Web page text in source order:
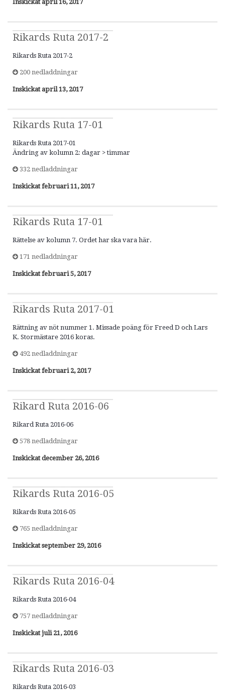
Inskickatapril 16, 2017
Rikards Ruta 2017-2
Rikards Ruta 2017-2
200 nedladdningar
Inskickatapril 13, 2017
Rikards Ruta 17-01
Rikards Ruta 2017-01
Ändring av kolumn 2: dagar > timmar
332 nedladdningar
Inskickatfebruari 11, 2017
Rikards Ruta 17-01
Rättelse av kolumn 7. Ordet har ska vara här.
171 nedladdningar
Inskickatfebruari 5, 2017
Rikards Ruta 2017-01
Rättning av nöt nummer 1. Missade poäng för Freed D och Lars
K. Stormästare 2016 koras.
492 nedladdningar
Inskickatfebruari 2, 2017
Rikard Ruta 2016-06
Rikard Ruta 2016-06
578 nedladdningar
Inskickatdecember 26, 2016
Rikards Ruta 2016-05
Rikards Ruta 2016-05
765 nedladdningar
Inskickatseptember 29, 2016
Rikards Ruta 2016-04
Rikards Ruta 2016-04
757 nedladdningar
Inskickatjuli 21, 2016
Rikards Ruta 2016-03
Rikards Ruta 2016-03